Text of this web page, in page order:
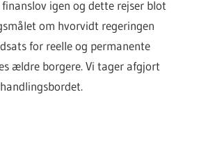
igen og dette rejser blot
om hvorvidt regeringen
for reelle og permanente
ældre borgere. Vi tager afgjort